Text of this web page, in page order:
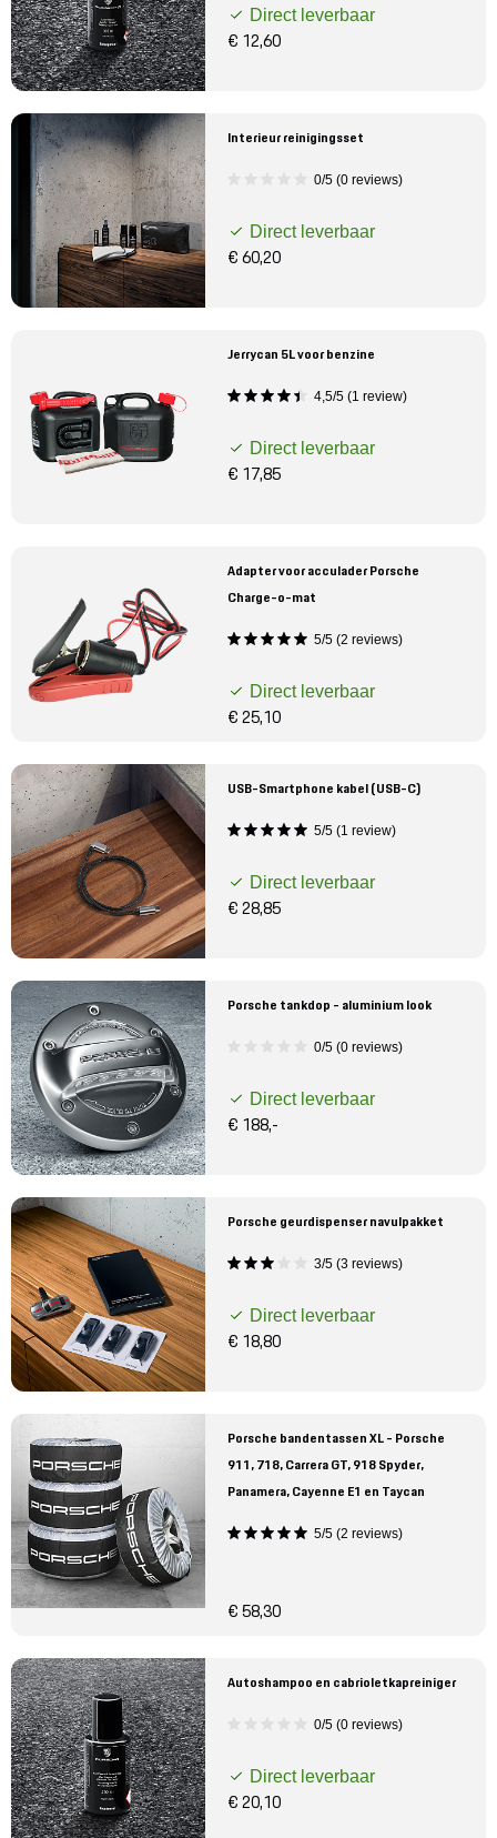
Direct leverbaar
€ 12,60
Interieur reinigingsset
0/5 (0 reviews)
Direct leverbaar
€ 60,20
Jerrycan 5L voor benzine
4,5/5 (1 review)
Direct leverbaar
€ 17,85
Adapter voor acculader Porsche
Charge-o-mat
5/5 (2 reviews)
Direct leverbaar
€ 25,10
USB-Smartphone kabel (USB-C)
5/5 (1 review)
Direct leverbaar
€ 28,85
Porsche tankdop - aluminium look
0/5 (0 reviews)
Direct leverbaar
€ 188,-
Porsche geurdispenser navulpakket
3/5 (3 reviews)
Direct leverbaar
€ 18,80
Porsche bandentassen XL - Porsche
911, 718, Carrera GT, 918 Spyder,
Panamera, Cayenne E1 en Taycan
5/5 (2 reviews)
€ 58,30
Autoshampoo en cabrioletkapreiniger
0/5 (0 reviews)
Direct leverbaar
€ 20,10